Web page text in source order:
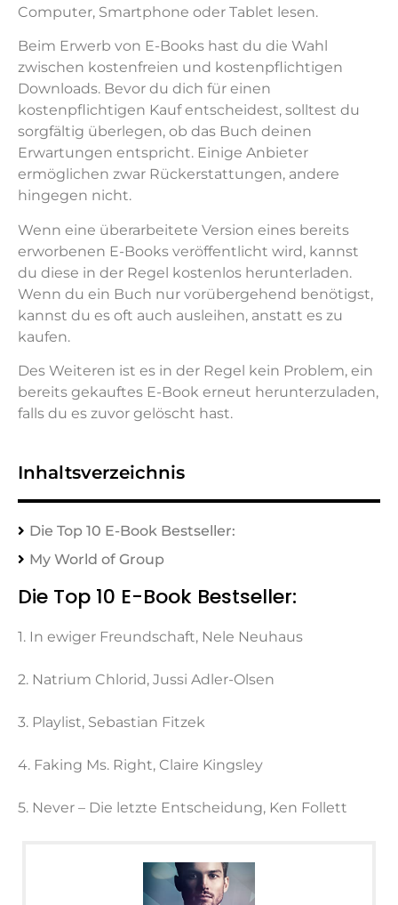
Computer, Smartphone oder Tablet lesen.
Beim Erwerb von E-Books hast du die Wahl
zwischen kostenfreien und kostenpflichtigen
Downloads. Bevor du dich für einen
kostenpflichtigen Kauf entscheidest, solltest du
sorgfältig überlegen, ob das Buch deinen
Erwartungen entspricht. Einige Anbieter
ermöglichen zwar Rückerstattungen, andere
hingegen nicht.
Wenn eine überarbeitete Version eines bereits
erworbenen E-Books veröffentlicht wird, kannst
du diese in der Regel kostenlos herunterladen.
Wenn du ein Buch nur vorübergehend benötigst,
kannst du es oft auch ausleihen, anstatt es zu
kaufen.
Des Weiteren ist es in der Regel kein Problem, ein
bereits gekauftes E-Book erneut herunterzuladen,
falls du es zuvor gelöscht hast.
Inhaltsverzeichnis
Die Top 10 E-Book Bestseller:
My World of Group
Die Top 10 E-Book Bestseller:
1. In ewiger Freundschaft, Nele Neuhaus
2. Natrium Chlorid, Jussi Adler-Olsen
3. Playlist, Sebastian Fitzek
4. Faking Ms. Right, Claire Kingsley
5. Never – Die letzte Entscheidung, Ken Follett